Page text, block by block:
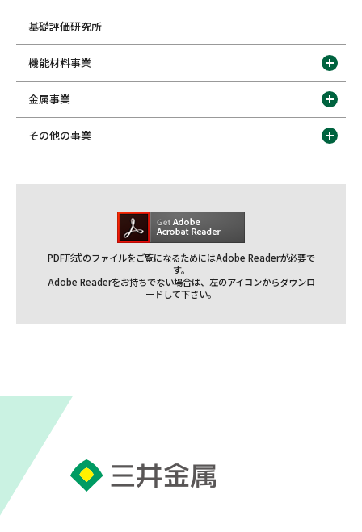
基礎評価研究所
機能材料事業
金属事業
その他の事業
PDF形式のファイルをご覧になるためにはAdobe Readerが必要で
す。
Adobe Readerをお持ちでない場合は、左のアイコンからダウンロ
ードして下さい。